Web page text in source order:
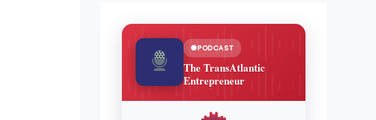
PODCAST
The TransAtlantic
Entrepreneur